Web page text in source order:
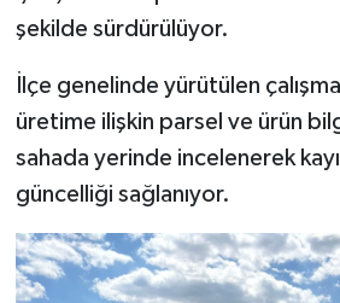
şekilde sürdürülüyor.
İlçe genelinde yürütülen
üretime ilişkin parsel ve ürün
sahada yerinde incelenerek
güncelliği sağlanıyor.
Kütahya
Magazin
Otomobil
Pazarlar
Politika